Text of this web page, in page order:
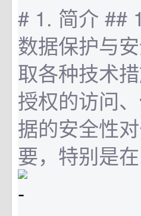
# 1. 简介 ##
数据保护与
取各种技术
授权的访问
据的安全性
要，特别是